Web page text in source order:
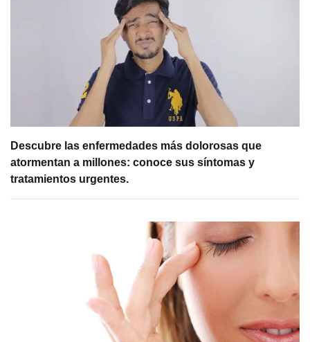
Descubre las enfermedades más dolorosas que
atormentan a millones: conoce sus síntomas y
tratamientos urgentes.